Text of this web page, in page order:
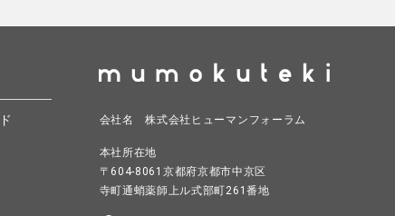
会社名 株式会社ヒューマンフォーラム
本社所在地
〒604-8061京都府京都市中京区
寺町通蛸薬師上ル式部町261番地